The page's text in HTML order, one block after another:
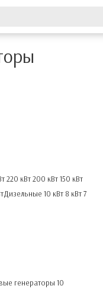
220 кВт200 кВт150 кВт
Дизельные 10 кВт 8 кВт7
генераторы 10